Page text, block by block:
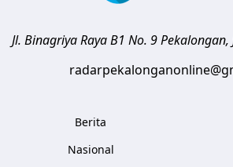
Jl. Binagriya Raya B1 No. 9Pekalongan,
Berita
Nasional